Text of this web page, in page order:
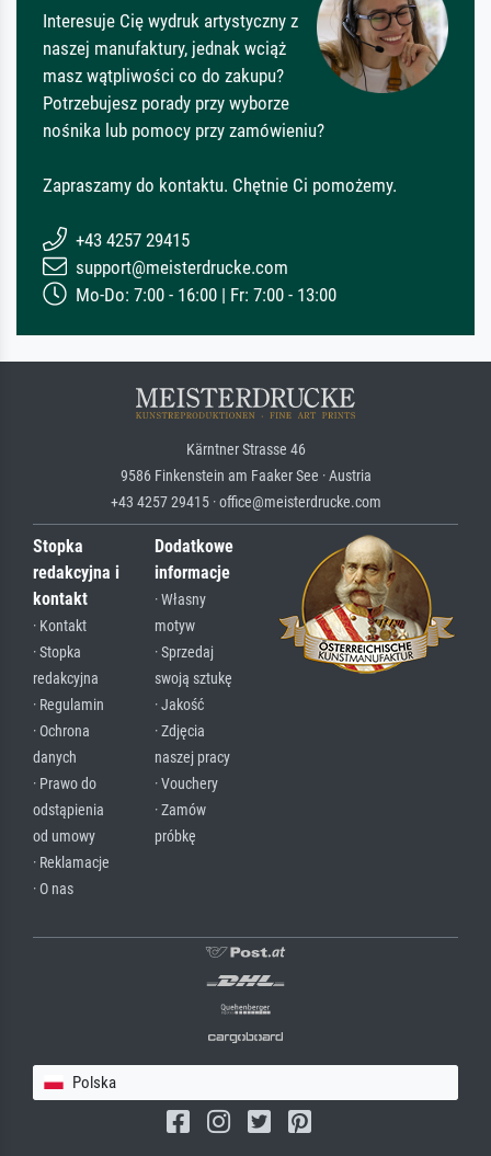
Interesuje Cię wydruk artystyczny z
naszej manufaktury, jednak wciąż
masz wątpliwości co do zakupu?
Potrzebujesz porady przy wyborze
nośnika lub pomocy przy zamówieniu?
Zapraszamy do kontaktu. Chętnie Ci pomożemy.
+43 4257 29415
support@meisterdrucke.com
Mo-Do: 7:00 - 16:00 | Fr: 7:00 - 13:00
Kärntner Strasse 46
9586 Finkenstein am Faaker See · Austria
+43 4257 29415 · office@meisterdrucke.com
Stopka
redakcyjna i
kontakt
· Kontakt
· Stopka
redakcyjna
· Regulamin
· Ochrona
danych
· Prawo do
odstąpienia
od umowy
· Reklamacje
· O nas
Dodatkowe
informacje
· Własny
motyw
· Sprzedaj
swoją sztukę
· Jakość
· Zdjęcia
naszej pracy
· Vouchery
· Zamów
próbkę
Polska